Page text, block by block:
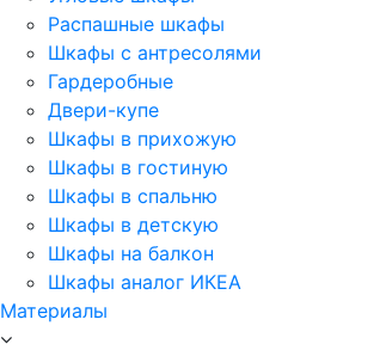
Распашные шкафы
Шкафы с антресолями
Гардеробные
Двери-купе
Шкафы в прихожую
Шкафы в гостиную
Шкафы в спальню
Шкафы в детскую
Шкафы на балкон
Шкафы аналог ИКЕА
Материалы